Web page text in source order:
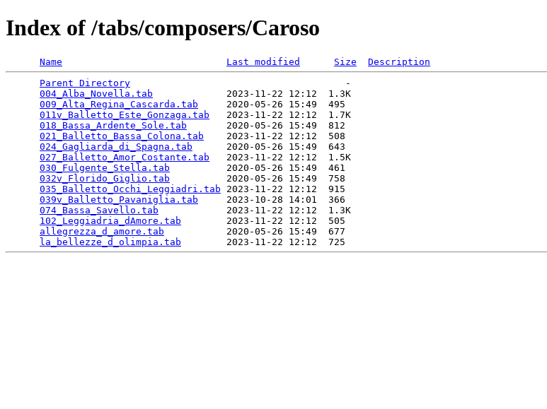
Index of /tabs/composers/Caroso
Name Last modified Size
Description
Parent Directory
                                      -
004_Alba_Novella.tab
             2023-11-22 12:12  1.3K
009_Alta_Regina_Cascarda.tab
     2020-05-26 15:49  495
011v_Balletto_Este_Gonzaga.tab
   2023-11-22 12:12  1.7K
018_Bassa_Ardente_Sole.tab
       2020-05-26 15:49  812
021_Balletto_Bassa_Colona.tab
    2023-11-22 12:12  508
024_Gagliarda_di_Spagna.tab
      2020-05-26 15:49  643
027_Balletto_Amor_Costante.tab
   2023-11-22 12:12  1.5K
030_Fulgente_Stella.tab
          2020-05-26 15:49  461
032v_Florido_Giglio.tab
          2020-05-26 15:49  758
035_Balletto_Occhi_Leggiadri.tab 2023-11-22 12:12  915
039v_Balletto_Pavaniglia.tab
     2023-10-28 14:01  366
074_Bassa_Savello.tab
            2023-11-22 12:12  1.3K
102_Leggiadria_dAmore.tab
        2023-11-22 12:12  505
allegrezza_d_amore.tab
           2020-05-26 15:49  677
la_bellezze_d_olimpia.tab